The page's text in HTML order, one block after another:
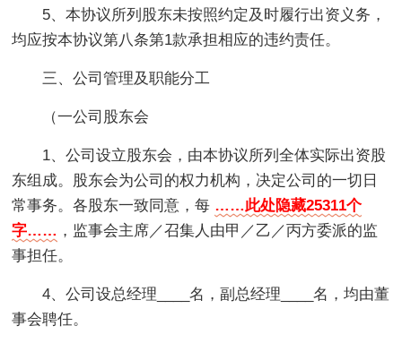
5、本协议所列股东未按照约定及时履行出资义务，
均应按本协议第八条第1款承担相应的违约责任。
三、公司管理及职能分工
（一公司股东会
1、公司设立股东会，由本协议所列全体实际出资股
东组成。股东会为公司的权力机构，决定公司的一切日
常事务。各股东一致同意，每 ……此处隐藏25311个
字…… ，监事会主席／召集人由甲／乙／丙方委派的监
事担任。
4、公司设总经理____名，副总经理____名，均由董
事会聘任。